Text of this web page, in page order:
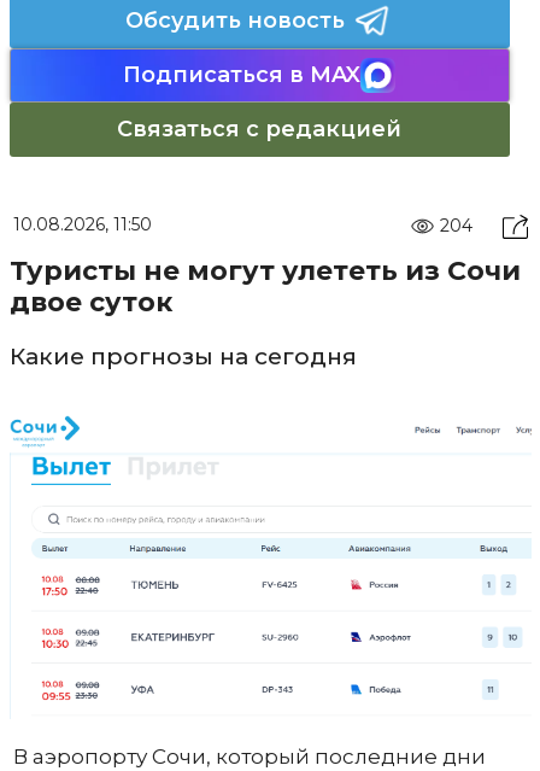
Обсудить новость
Подписаться в MAX
Связаться с редакцией
10.08.2026, 11:50 204
Туристы не могут улететь из Сочи
двое суток
Какие прогнозы на сегодня
В аэропорту Сочи, который последние дни